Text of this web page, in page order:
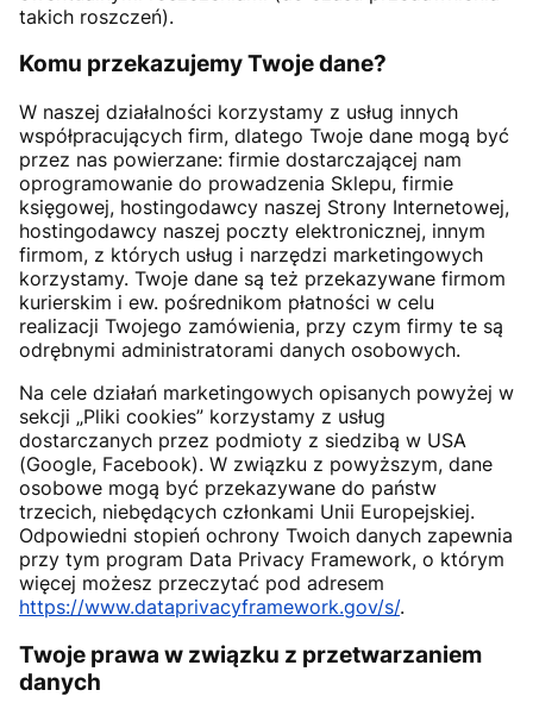
takich roszczeń).
Komu przekazujemy Twoje dane?
W naszej działalności korzystamy z usług innych
współpracujących firm, dlatego Twoje dane mogą być
przez nas powierzane: firmie dostarczającej nam
oprogramowanie do prowadzenia Sklepu, firmie
księgowej, hostingodawcy naszej Strony Internetowej,
hostingodawcy naszej poczty elektronicznej, innym
firmom, z których usług i narzędzi marketingowych
korzystamy. Twoje dane są też przekazywane firmom
kurierskim i ew. pośrednikom płatności w celu
realizacji Twojego zamówienia, przy czym firmy te są
odrębnymi administratorami danych osobowych.
Na cele działań marketingowych opisanych powyżej w
sekcji „Pliki cookies” korzystamy z usług
dostarczanych przez podmioty z siedzibą w USA
(Google, Facebook). W związku z powyższym, dane
osobowe mogą być przekazywane do państw
trzecich, niebędących członkami Unii Europejskiej.
Odpowiedni stopień ochrony Twoich danych zapewnia
przy tym program Data Privacy Framework, o którym
więcej możesz przeczytać pod adresem
https://www.dataprivacyframework.gov/s/.
Twoje prawa w związku z przetwarzaniem
danych